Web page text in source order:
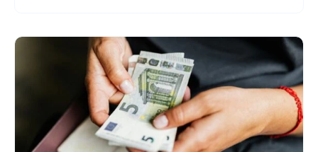
aanbiedt
kredietdiensten
zoals